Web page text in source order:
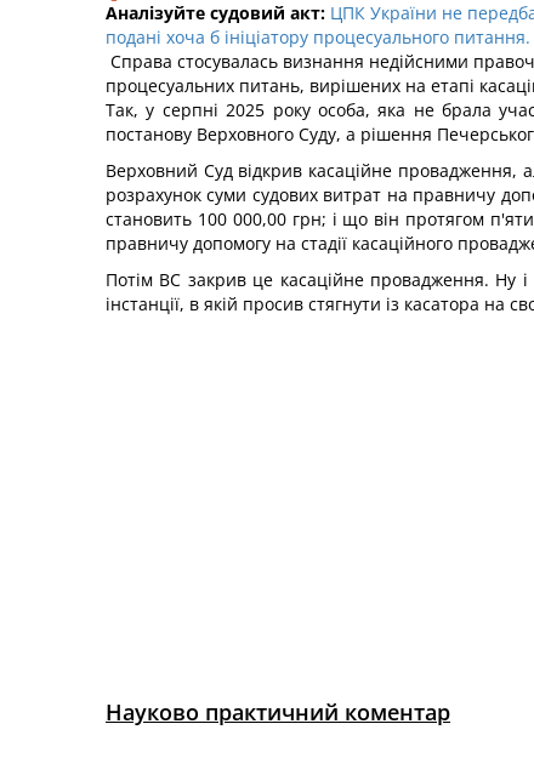
Аналізуйте судовий акт: ЦПК України не
подані хоча б ініціатору процесуального
Справа стосувалась визнання недійсними
процесуальних питань, вирішених на етапі
Так, у серпні 2025 року особа, яка не брала
постанову Верховного Суду, а рішення
Верховний Суд відкрив касаційне провадження,
розрахунок суми судових витрат на правничу
становить 100 000,00 грн; і що він протягом
правничу допомогу на стадії касаційного
Потім ВС закрив це касаційне провадження. Ну і
інстанції, в якій просив стягнути із касатора
Науково практичний коментар